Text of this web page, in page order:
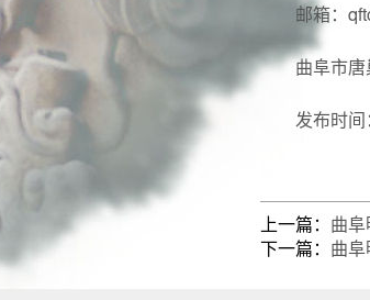
邮箱：
曲阜市
发布时
上一篇： 曲
下一篇： 曲